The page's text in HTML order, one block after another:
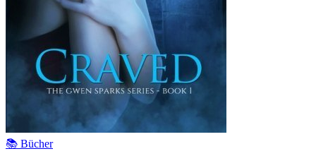
📚 Bücher